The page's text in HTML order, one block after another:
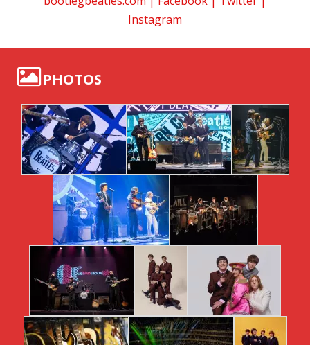
Instagram
PHOTOS